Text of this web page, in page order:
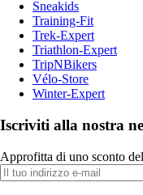
Sneakids
Training-Fit
Trek-Expert
Triathlon-Expert
TripNBikers
Vélo-Store
Winter-Expert
Iscriviti alla nostra
Approfitta di uno sconto